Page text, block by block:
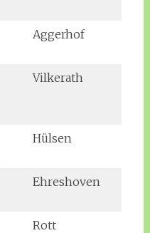
Aggerhof
Vilkerath
Hülsen
Ehreshoven
Rott